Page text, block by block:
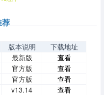
荐
版本说明
下载地址
最新版
查看
官方版
查看
官方版
查看
v13.14 查看